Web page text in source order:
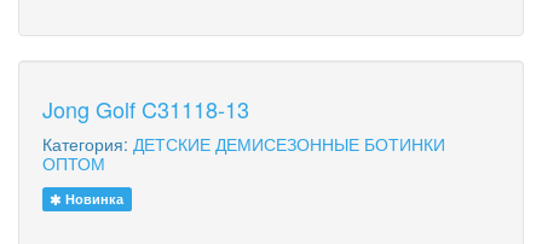
Jong Golf C31118-13
Категория: ДЕТСКИЕ ДЕМИСЕЗОННЫЕ БОТИНКИ
ОПТОМ
Новинка